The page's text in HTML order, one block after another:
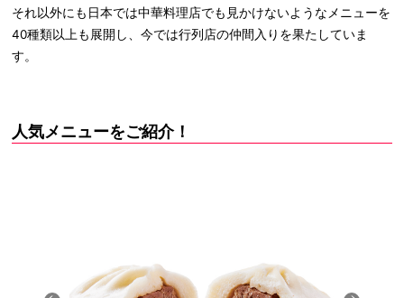
それ以外にも日本では中華料理店でも見かけないようなメニューを
40種類以上も展開し、今では行列店の仲間入りを果たしていま
す。
人気メニューをご紹介！